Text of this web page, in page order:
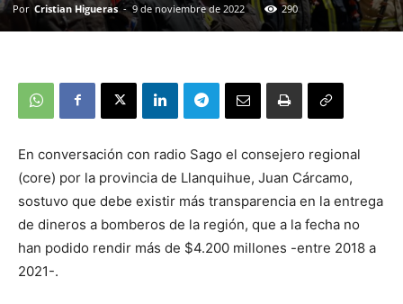
Por Cristian Higueras - 9 de noviembre de 2022 290
En conversación con radio Sago el consejero regional
(core) por la provincia de Llanquihue, Juan Cárcamo,
sostuvo que debe existir más transparencia en la entrega
de dineros a bomberos de la región, que a la fecha no
han podido rendir más de $4.200 millones -entre 2018 a
2021-.